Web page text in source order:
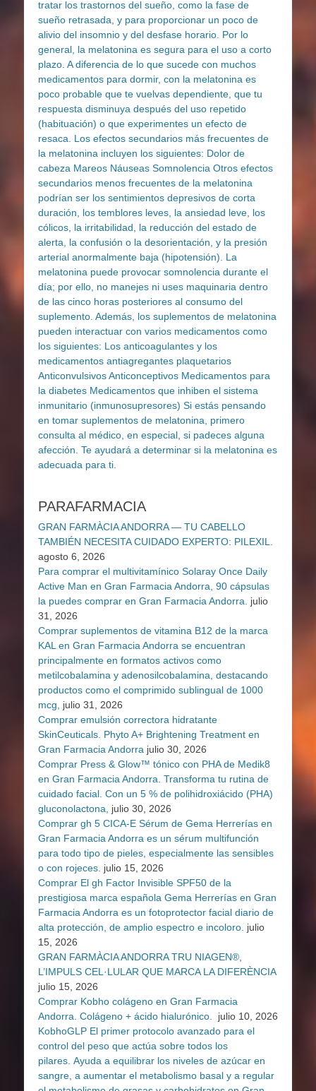
PARAFARMACIA
GRAN FARMÀCIA ANDORRA — TU CABELLO
TAMBIÉN NECESITA CUIDADO EXPERTO: PILEXIL.
agosto 6, 2026
Para comprar el multivitamínico Solaray Once Daily
Active Man en Gran Farmacia Andorra, 90 cápsulas
la puedes comprar en Gran Farmacia Andorra.
julio
31, 2026
Comprar suplementos de vitamina B12 de la marca
KAL en Gran Farmacia Andorra se encuentran
principalmente en formatos activos como
metilcobalamina y adenosilcobalamina, destacando
productos como el comprimido sublingual de 1000
mcg,
julio 31, 2026
Comprar emulsión correctora hidratante
SkinCeuticals. Phyto A+ Brightening Treatment en
Gran Farmacia Andorra julio 30, 2026
Comprar Press & Glow™ tónico con PHA de Medik8
en Gran Farmacia Andorra. Transforma tu rutina de
cuidado facial. Con un 5 % de polihidroxiácido (PHA)
gluconolactona,
julio 30, 2026
Comprar gh 5 CICA-E Sérum de Gema Herrerías en
Gran Farmacia Andorra es un sérum multifunción
para todo tipo de pieles, especialmente las sensibles
o con rojeces. julio 15, 2026
Comprar El gh Factor Invisible SPF50 de la
prestigiosa marca española Gema Herrerías en Gran
Farmacia Andorra es un fotoprotector facial diario de
alta protección, de amplio espectro e incoloro. julio
15, 2026
GRAN FARMÀCIA ANDORRA TRU NIAGEN®,
L’IMPULS CEL·LULAR QUE MARCA LA DIFERÈNCIA
julio 15, 2026
Comprar Kobho colágeno en Gran Farmacia
Andorra. Colágeno + ácido hialurónico.
julio 10, 2026
KobhoGLP El primer protocolo avanzado para el
control del peso que actúa sobre todos los
pilares. Ayuda a equilibrar los niveles de azúcar en
sangre, a aumentar el metabolismo basal y a regular